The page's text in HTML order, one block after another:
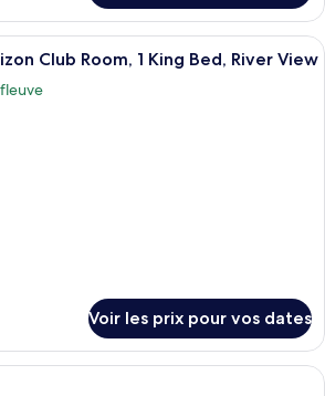
Une chambre d’hôtel avec un
Club Room, 1 King Bed, River View
Voir les prix pour vos dates